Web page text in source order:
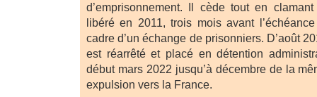
d’emprisonnement. Il cède tout en
libéré en 2011, trois mois avant
cadre d’un échange de prisonniers. D’août
est réarrêté et placé en détention
début mars 2022 jusqu’à décembre de la
expulsion vers la France.